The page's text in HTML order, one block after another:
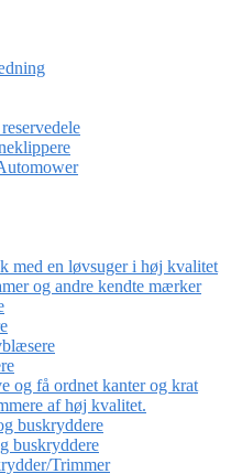
med en løvsuger i høj kvalitet
og andre kendte mærker
og få ordnet kanter og krat
af høj kvalitet.
buskryddere
buskryddere
Trimmer